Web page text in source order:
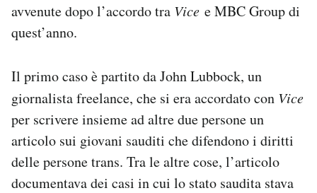
avvenute dopo l’accordo tra Vice e MBC Group di
quest’anno.
Il primo caso è partito da John Lubbock, un
giornalista freelance, che si era accordato con Vice
per scrivere insieme ad altre due persone un
articolo sui giovani sauditi che difendono i diritti
delle persone trans. Tra le altre cose, l’articolo
documentava dei casi in cui lo stato saudita stava